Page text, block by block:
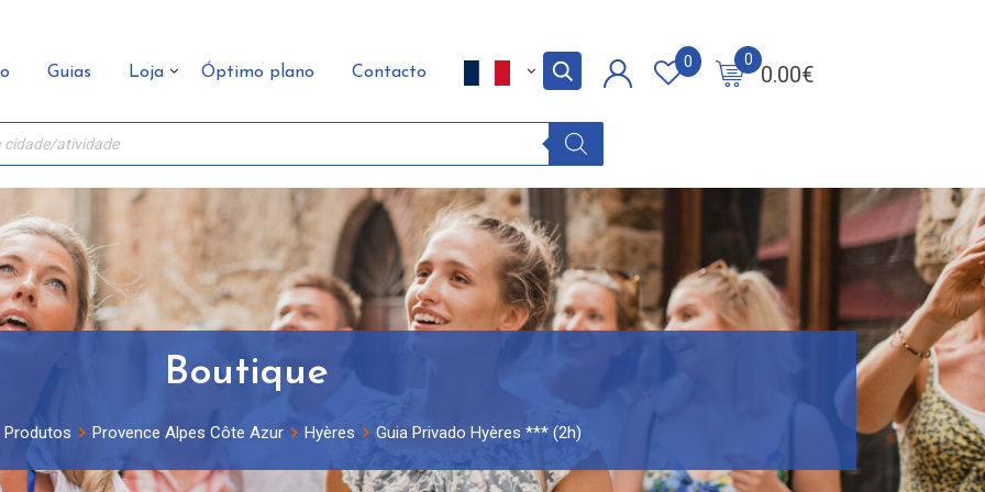
Guias Loja Óptimo plano Contacto 0.00€
0
0
Boutique
Produtos Provence Alpes Côte Azur Hyères Guia Privado Hyères *** (2h)